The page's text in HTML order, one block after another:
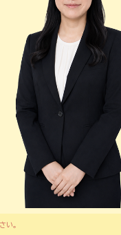
い。